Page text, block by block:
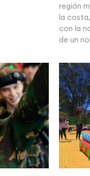
región
la
con la
de un